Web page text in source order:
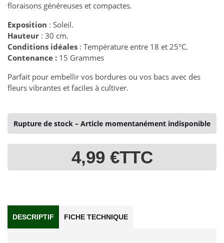
floraisons généreuses et compactes.
Exposition : Soleil.
Hauteur : 30 cm.
Conditions idéales : Température entre 18 et 25°C.
Contenance : 15 Grammes
Parfait pour embellir vos bordures ou vos bacs avec des
fleurs vibrantes et faciles à cultiver.
Rupture de stock – Article momentanément indisponible
4,99 €TTC
DESCRIPTIF FICHE TECHNIQUE